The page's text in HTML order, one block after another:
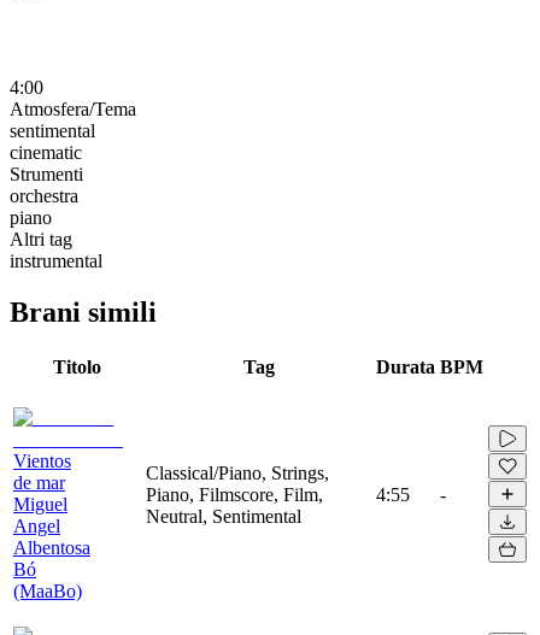
4:00
Atmosfera/Tema
sentimental
cinematic
Strumenti
orchestra
piano
Altri tag
instrumental
Brani simili
Titolo Tag Durata BPM
Vientos
de mar
Miguel
Angel
Albentosa
Bó
(MaaBo)
Classical/Piano, Strings,
Piano, Filmscore, Film,
Neutral, Sentimental
4:55 -